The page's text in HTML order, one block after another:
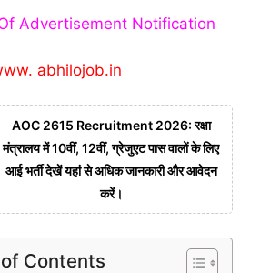
Advertisement Notification
abhilojob.in
AOC 2615 Recruitment 2026: रक्षा
मंत्रालय में 10वीं, 12वीं, ग्रेजुएट पास वालों के लिए
आई भर्ती देखें यहां से अधिक जानकारी और आवेदन
करें।
Contents